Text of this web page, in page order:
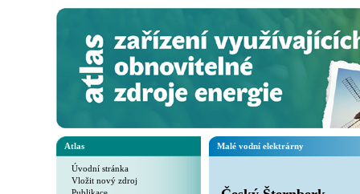
Atlas
Úvodní stránka
Vložit nový zdroj
Malé vodní elektrárny